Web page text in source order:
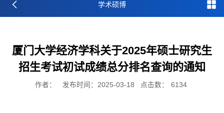
学术硕博
厦门大学经济学科关于2025年硕士研究生
招生考试初试成绩总分排名查询的通知
作者： 发布时间：2025-03-18 点击数： 6134